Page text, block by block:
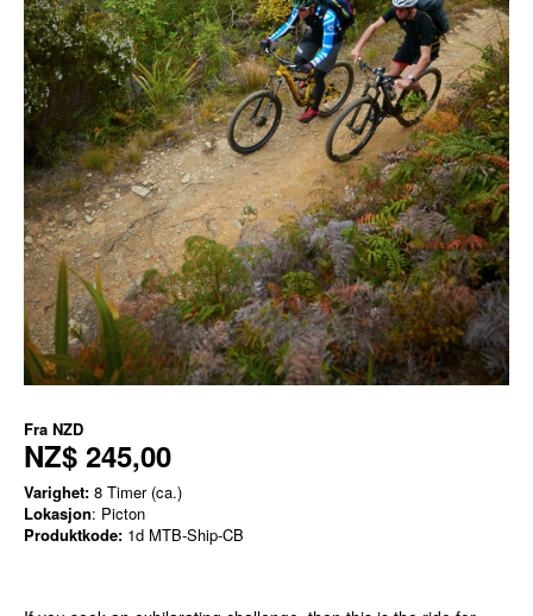
Fra NZD
NZ$ 245,00
Varighet: 8 Timer (ca.)
Lokasjon: Picton
Produktkode: 1d MTB-Ship-CB